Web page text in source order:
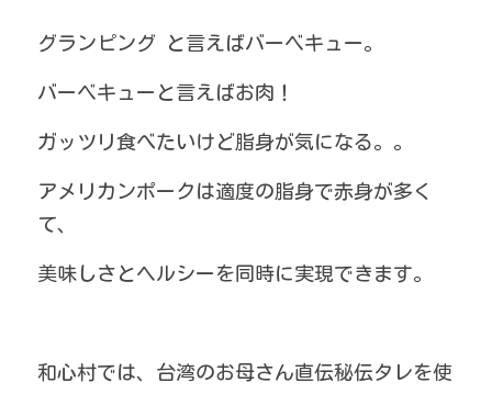
グランピング と言えばバーベキュー。
バーベキューと言えばお肉！
ガッツリ食べたいけど脂身が気になる。。
アメリカンポークは適度の脂身で赤身が多く
て、
美味しさとヘルシーを同時に実現できます。
和心村では、台湾のお母さん直伝秘伝タレを使